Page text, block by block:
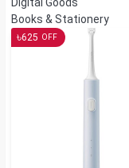
Books & Stationery
৳625 OFF